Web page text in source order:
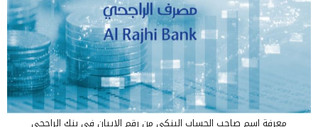
معرفة اسم صاحب الحساب البنكي من رقم الايبان في بنك الراجحي